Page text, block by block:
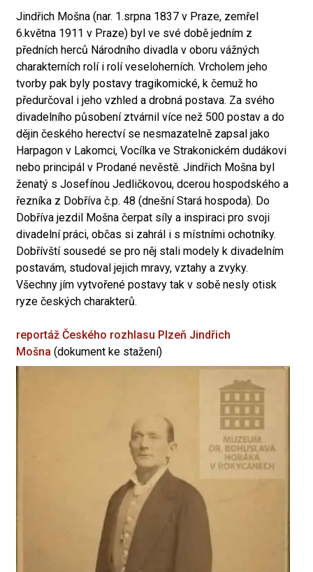
Jindřich Mošna (nar. 1.srpna 1837 v Praze, zemřel
6.května 1911 v Praze) byl ve své době jedním z
předních herců Národního divadla v oboru vážných
charakterních rolí i rolí veseloherních. Vrcholem jeho
tvorby pak byly postavy tragikomické, k čemuž ho
předurčoval i jeho vzhled a drobná postava. Za svého
divadelního působení ztvárnil více než 500 postav a do
dějin českého herectví se nesmazatelně zapsal jako
Harpagon v Lakomci, Vocílka ve Strakonickém dudákovi
nebo principál v Prodané nevěstě. Jindřich Mošna byl
ženatý s Josefínou Jedličkovou, dcerou hospodského a
řezníka z Dobříva č.p. 48 (dnešní Stará hospoda). Do
Dobříva jezdil Mošna čerpat síly a inspiraci pro svoji
divadelní práci, občas si zahrál i s místními ochotníky.
Dobřívští sousedé se pro něj stali modely k divadelním
postavám, studoval jejich mravy, vztahy a zvyky.
Všechny jím vytvořené postavy tak v sobě nesly otisk
ryze českých charakterů.
reportáž Českého rozhlasu Plzeň Jindřich
Mošna (dokument ke stažení)